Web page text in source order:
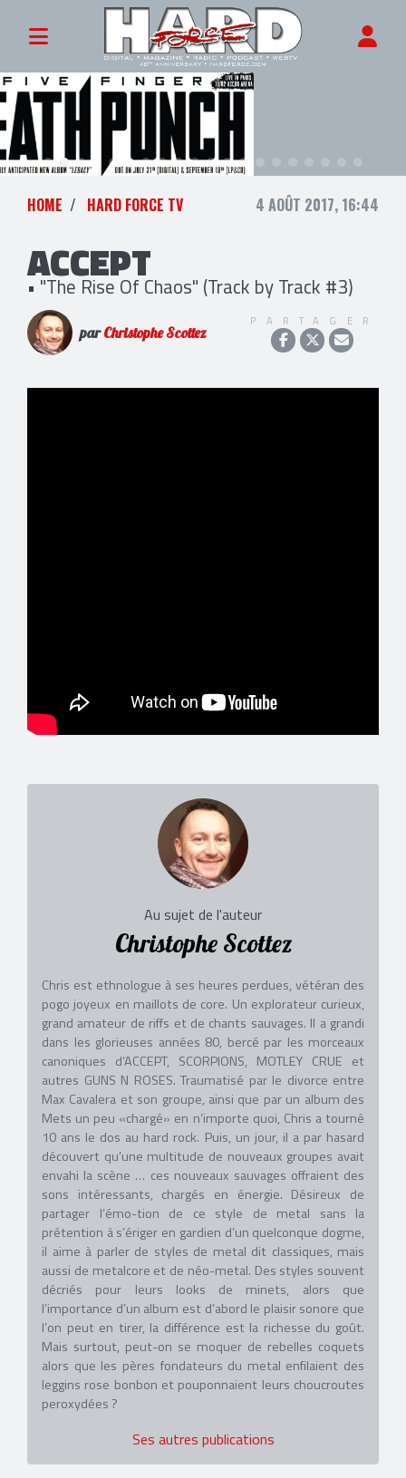
HOME HARD FORCE TV 4 AOÛT 2017, 16:44
ACCEPT
• "The Rise Of Chaos" (Track by Track #3)
parChristophe Scottez
PARTAGER
Au sujet de l'auteur
Christophe Scottez
Chris est ethnologue à ses heures perdues, vétéran des
pogo joyeux en maillots de core. Un explorateur curieux,
grand amateur de riffs et de chants sauvages. Il a grandi
dans les glorieuses années 80, bercé par les morceaux
canoniques d’ACCEPT, SCORPIONS, MOTLEY CRUE et
autres GUNS N ROSES. Traumatisé par le divorce entre
Max Cavalera et son groupe, ainsi que par un album des
Mets un peu «chargé» en n’importe quoi, Chris a tourné
10 ans le dos au hard rock. Puis, un jour, il a par hasard
découvert qu’une multitude de nouveaux groupes avait
envahi la scène … ces nouveaux sauvages offraient des
sons intéressants, chargés en énergie. Désireux de
partager l’émo-tion de ce style de metal sans la
prétention à s’ériger en gardien d’un quelconque dogme,
il aime à parler de styles de metal dit classiques, mais
aussi de metalcore et de néo-metal. Des styles souvent
décriés pour leurs looks de minets, alors que
l’importance d’un album est d’abord le plaisir sonore que
l’on peut en tirer, la différence est la richesse du goût.
Mais surtout, peut-on se moquer de rebelles coquets
alors que les pères fondateurs du metal enfilaient des
leggins rose bonbon et pouponnaient leurs choucroutes
peroxydées ?
Ses autres publications